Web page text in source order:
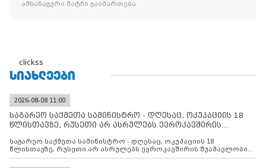
ამხანაგური მატჩი გაიმართება
clickss
ᲡᲘᲐᲮᲚᲔᲔᲑᲘ
2026-08-08 11:00
საგარეო საქმეთა სამინისტრო - დღესაც, ოკუპაციის 18
წლისთავზე, რუსეთი არ ასრულებს ევროკავშირის
საგარეო საქმეთა სამინისტრო - დღესაც, ოკუპაციის 18
წლისთავზე, რუსეთი არ ასრულებს ევროკავშირის შუამავლობით
დადებულ 2008 წლის 12 აგვისტოს ცეცხლის შეწყვეტის